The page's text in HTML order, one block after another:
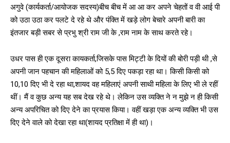
अगुवे (कार्यकर्ता/आयोजक सदस्य)बीच बीच में आ आ कर अपने चेहतों व वी आई पी
को उठा उठा कर पलटे दे रहे थे और पंक्ति में खड़े लोग बेचारे अपनी बारी का
इंतजार बड़ी सबर से प्रभु श्री राम जी के ,राम नाम के साथ करते रहे।
उधर पास ही एक दूसरा कायकर्ता,जिसके पास मिट्टी के दियों की बोरी पड़ी थी ,से
अपनी जान पहचान की महिलाओं को 5,5 दिए पकड़ा रहा था। किसी किसी को
10,10 दिए भी दे रहा था,शायद वह महिलाएं अपनी साथी महिला के लिए भी ले रहीं
थीं। मैं व कुछ अन्य यह सब देख रहे थे। लेकिन उस व्यक्ति ने न मुझे न ही किसी
अन्य अपरिचित को दिए देने का प्रयास किया। वहीं खड़ा एक अन्य व्यक्ति भी उस
दिए देने वाले को देखा रहा था(शायद प्रतिक्षा में ही था)।